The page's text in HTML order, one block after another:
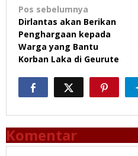
Navigasi
pos
Pos sebelumnya
Dirlantas akan Berikan
Penghargaan kepada
Warga yang Bantu
Korban Laka di Geurute
Komentar